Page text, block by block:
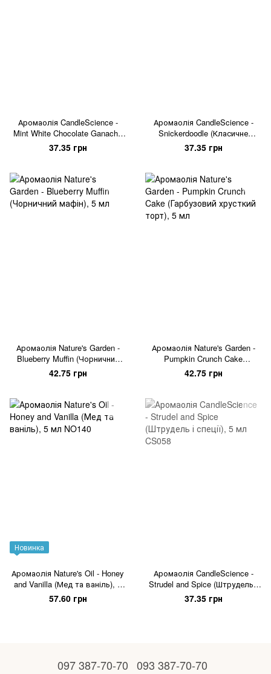
Аромаолія CandleScience -
Mint White Chocolate Ganache
(М'ятно-білий шоколад), 5 мл
37.35 грн
Аромаолія CandleScience -
Snickerdoodle (Класичне
американське печиво), 5 мл
37.35 грн
Аромаолія Nature's Garden -
Blueberry Muffin (Чорничний
мафін), 5 мл
42.75 грн
Аромаолія Nature's Garden -
Pumpkin Crunch Cake
(Гарбузовий хрусткий торт), 5
42.75 грн
Новинка
Аромаолія Nature's Oil - Honey
and Vanilla (Мед та ваніль), 5
мл
57.60 грн
Аромаолія CandleScience -
Strudel and Spice (Штрудель і
спеції), 5 мл
37.35 грн
097 387-70-70 093 387-70-70